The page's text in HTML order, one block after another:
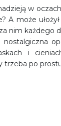
w
A może
nim każdego
i
po